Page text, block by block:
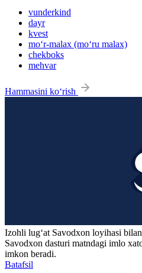
vunderkind
dayr
kvest
mo‘r-malax (mo‘ru malax)
chekboks
mehvar
Hammasini ko‘rish
Izohli lugʻat Savodxon loyihasi
Savodxon dasturi matndagi imlo
imkon beradi.
Batafsil